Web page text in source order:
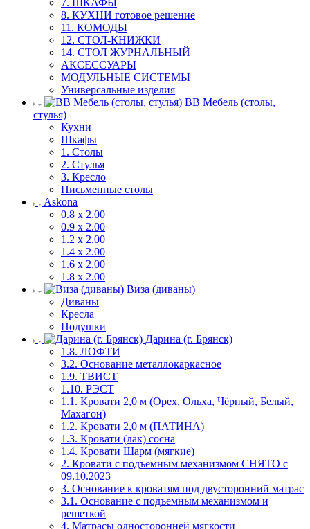
8. КУХНИ готовое решение
11. КОМОДЫ
12. СТОЛ-КНИЖКИ
14. СТОЛ ЖУРНАЛЬНЫЙ
АКСЕССУАРЫ
МОДУЛЬНЫЕ СИСТЕМЫ
Универсальные изделия
ВВ Мебель (столы,
стулья)
Кухни
Шкафы
1. Столы
2. Стулья
3. Кресло
Письменные столы
Askona
0.8 х 2.00
0.9 х 2.00
1.2 х 2.00
1.4 х 2.00
1.6 х 2.00
1.8 х 2.00
Виза (диваны)
Диваны
Кресла
Подушки
Дарина (г. Брянск)
1.8. ЛОФТИ
3.2. Основание металлокаркасное
1.9. ТВИСТ
1.10. РЭСТ
1.1. Кровати 2,0 м (Орех, Ольха, Чёрный, Белый,
Махагон)
1.2. Кровати 2,0 м (ПАТИНА)
1.3. Кровати (лак) сосна
1.4. Кровати Шарм (мягкие)
2. Кровати с подъемным механизмом СНЯТО с
09.10.2023
3. Основание к кроватям под двусторонний матрас
3.1. Основание с подъемным механизмом и
решеткой
4. Матрасы односторонней мягкости